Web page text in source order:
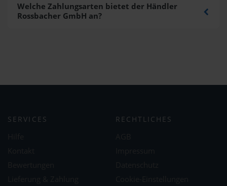
Welche Zahlungsarten bietet der Händler
Rossbacher GmbH an?
SERVICES RECHTLICHES